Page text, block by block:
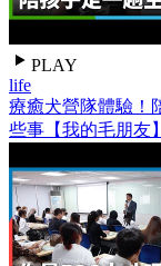
PLAY
life
療癒犬營隊體驗！
些事【我的毛朋友